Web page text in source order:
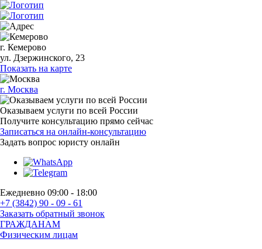
г. Кемерово
ул. Дзержинского, 23
Показать на карте
г. Москва
Оказываем услуги по всей России
Получите консультацию прямо сейчас
Записаться на онлайн-консультацию
Задать вопрос юристу онлайн
Ежедневно 09:00 - 18:00
+7 (3842) 90 - 09 - 61
Заказать обратный звонок
ГРАЖДАНАМ
Физическим лицам